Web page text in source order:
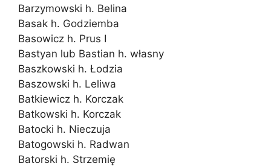
Barzymowski h. Belina
Basak h. Godziemba
Basowicz h. Prus I
Bastyan lub Bastian h. własny
Baszkowski h. Łodzia
Baszowski h. Leliwa
Batkiewicz h. Korczak
Batkowski h. Korczak
Batocki h. Nieczuja
Batogowski h. Radwan
Batorski h. Strzemię